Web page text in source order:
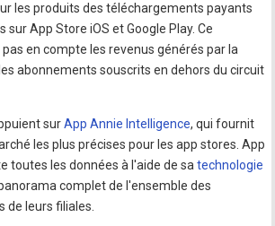
les produits des téléchargements payants
sur App Store iOS et Google Play. Ce
en compte les revenus générés par la
abonnements souscrits en dehors du circuit
surApp Annie Intelligence, qui fournit
les plus précises pour les app stores. App
toutes les données à l'aide de satechnologie
complet de l'ensemble des
de leurs filiales.